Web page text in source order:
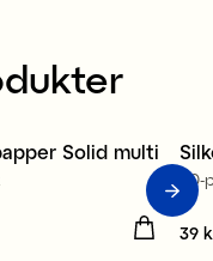
Solid multi
Pris
39